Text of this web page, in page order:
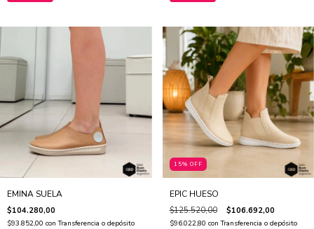
EMINA SUELA
$104.280,00
$93.852,00 con Transferencia o depósito
15% OFF
EPIC HUESO
$125.520,00 $106.692,00
$96.022,80 con Transferencia o depósito